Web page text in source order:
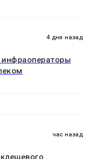
4 дня назад
час назад